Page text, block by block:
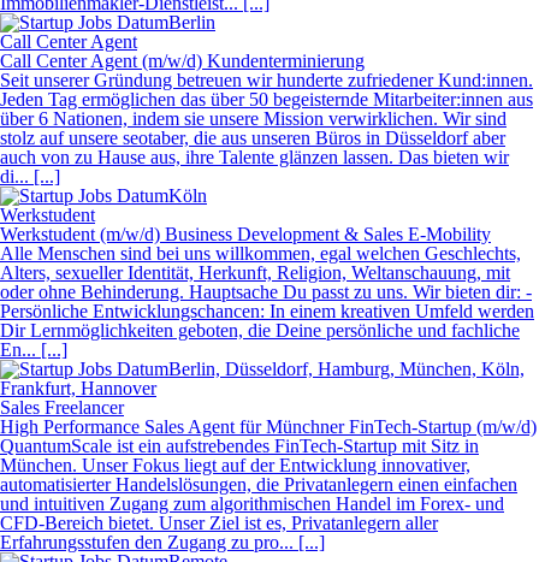
Berlin
Call Center Agent
Call Center Agent (m/w/d) Kundenterminierung
Seit unserer Gründung betreuen wir hunderte zufriedener Kund:innen.
Jeden Tag ermöglichen das über 50 begeisternde Mitarbeiter:innen aus
über 6 Nationen, indem sie unsere Mission verwirklichen. Wir sind
stolz auf unsere seotaber, die aus unseren Büros in Düsseldorf aber
auch von zu Hause aus, ihre Talente glänzen lassen. Das bieten wir
di... [...]
Köln
Werkstudent
Werkstudent (m/w/d) Business Development & Sales E-Mobility
Alle Menschen sind bei uns willkommen, egal welchen Geschlechts,
Alters, sexueller Identität, Herkunft, Religion, Weltanschauung, mit
oder ohne Behinderung. Hauptsache Du passt zu uns. Wir bieten dir: -
Persönliche Entwicklungschancen: In einem kreativen Umfeld werden
Dir Lernmöglichkeiten geboten, die Deine persönliche und fachliche
En... [...]
Berlin, Düsseldorf, Hamburg, München, Köln,
Frankfurt, Hannover
Sales Freelancer
High Performance Sales Agent für Münchner FinTech-Startup (m/w/d)
QuantumScale ist ein aufstrebendes FinTech-Startup mit Sitz in
München. Unser Fokus liegt auf der Entwicklung innovativer,
automatisierter Handelslösungen, die Privatanlegern einen einfachen
und intuitiven Zugang zum algorithmischen Handel im Forex- und
CFD-Bereich bietet. Unser Ziel ist es, Privatanlegern aller
Erfahrungsstufen den Zugang zu pro... [...]